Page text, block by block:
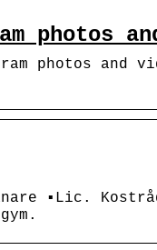
photos
photos and
▪️Lic.